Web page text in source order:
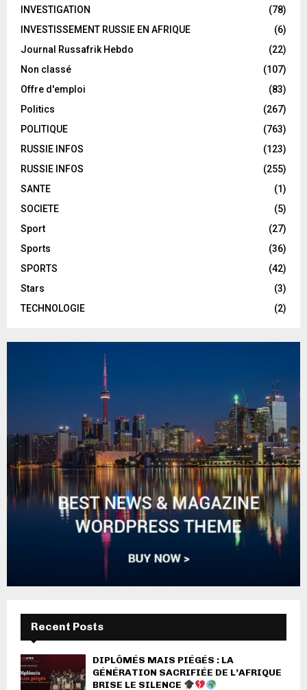
INVESTIGATION
(78)
INVESTISSEMENT RUSSIE EN AFRIQUE
(6)
Journal Russafrik Hebdo
(22)
Non classé
(107)
Offre d'emploi
(83)
Politics
(267)
POLITIQUE
(763)
RUSSIE INFOS
(123)
RUSSIE INFOS
(255)
SANTE
(1)
SOCIETE
(5)
Sport
(27)
Sports
(36)
SPORTS
(42)
Stars
(3)
TECHNOLOGIE
(2)
Recent Posts
DIPLÔMÉS MAIS PIÉGÉS : LA
GÉNÉRATION SACRIFIÉE DE L’AFRIQUE
BRISE LE SILENCE